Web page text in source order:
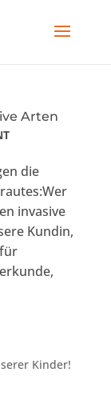
Arten
die
invasive
Kundin,
Kinder!